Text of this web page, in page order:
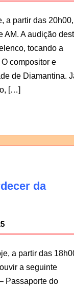
a partir das 20h00,
AM. A audição
tocando a
compositor e
de Diamantina.
[…]
da
a partir das
a seguinte
Passaporte do